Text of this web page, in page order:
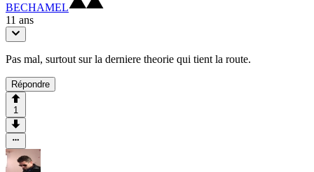
BECHAMEL
11 ans
Pas mal, surtout sur la derniere theorie qui tient la route.
Répondre
1